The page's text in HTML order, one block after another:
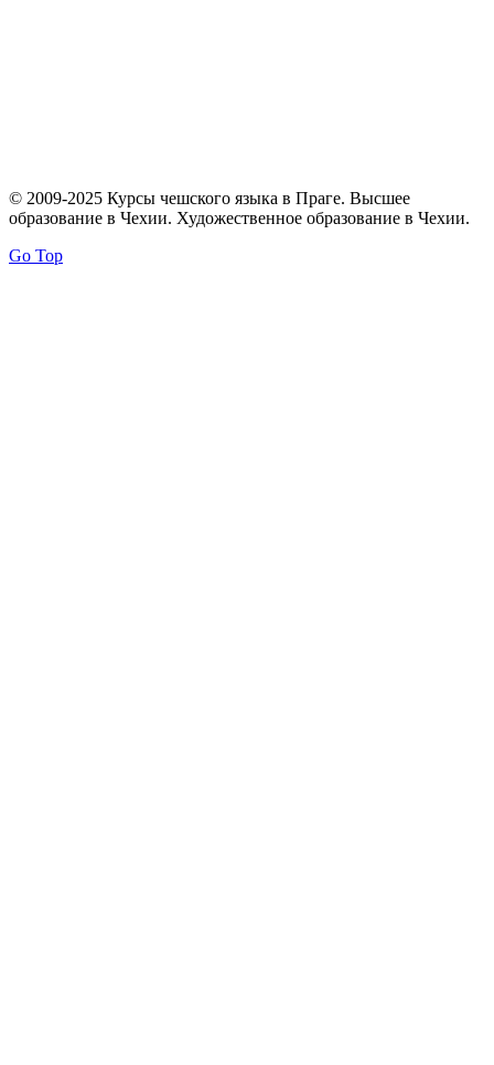
© 2009-2025 Курсы чешского языка в Праге. Высшее
образование в Чехии. Художественное образование в Чехии.
Go Top